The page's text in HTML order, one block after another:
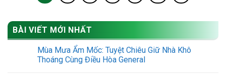
BÀI VIẾT MỚI NHẤT
Mùa Mưa Ẩm Mốc: Tuyệt Chiêu Giữ Nhà Khô
Thoáng Cùng Điều Hòa General